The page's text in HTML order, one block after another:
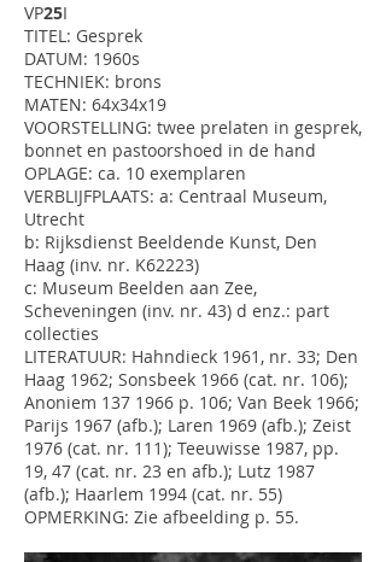
VP25I
TITEL: Gesprek
DATUM: 1960s
TECHNIEK: brons
MATEN: 64x34x19
VOORSTELLING: twee prelaten in gesprek,
bonnet en pastoorshoed in de hand
OPLAGE: ca. 10 exemplaren
VERBLIJFPLAATS: a: Centraal Museum,
Utrecht
b: Rijksdienst Beeldende Kunst, Den
Haag (inv. nr. K62223)
c: Museum Beelden aan Zee,
Scheveningen (inv. nr. 43) d enz.: part
collecties
LITERATUUR: Hahndieck 1961, nr. 33; Den
Haag 1962; Sonsbeek 1966 (cat. nr. 106);
Anoniem 137 1966 p. 106; Van Beek 1966;
Parijs 1967 (afb.); Laren 1969 (afb.); Zeist
1976 (cat. nr. 111); Teeuwisse 1987, pp.
19, 47 (cat. nr. 23 en afb.); Lutz 1987
(afb.); Haarlem 1994 (cat. nr. 55)
OPMERKING: Zie afbeelding p. 55.